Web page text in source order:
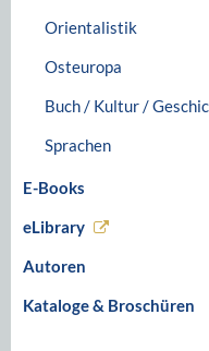
Orientalistik
Osteuropa
Buch / Kultur /
Sprachen
E-Books
eLibrary
Autoren
Kataloge & Broschüren